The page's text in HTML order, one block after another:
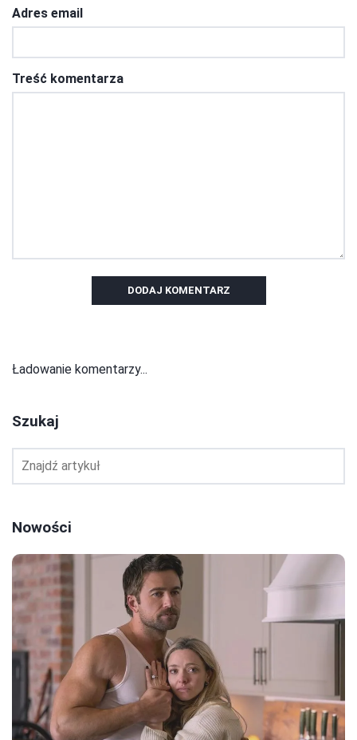
Adres email
Treść komentarza
DODAJ KOMENTARZ
Ładowanie komentarzy...
Szukaj
Nowości